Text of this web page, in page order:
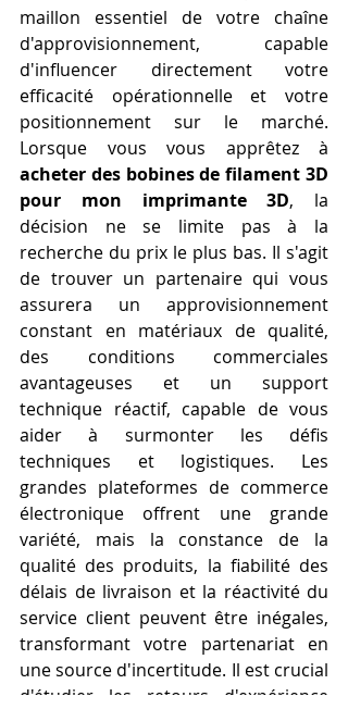
maillon essentiel de votre chaîne
d'approvisionnement, capable
d'influencer directement votre
efficacité opérationnelle et votre
positionnement sur le marché.
acheter des bobines de filament 3D
pour mon imprimante 3D, la
décision ne se limite pas à la
recherche du prix le plus bas. Il s'agit
de trouver un partenaire qui vous
assurera un approvisionnement
constant en matériaux de qualité,
des conditions commerciales
avantageuses et un support
technique réactif, capable de vous
aider à surmonter les défis
techniques et logistiques. Les
grandes plateformes de commerce
électronique offrent une grande
variété, mais la constance de la
qualité des produits, la fiabilité des
délais de livraison et la réactivité du
service client peuvent être inégales,
transformant votre partenariat en
une source d'incertitude. Il est crucial
d'étudier les retours d'expérience